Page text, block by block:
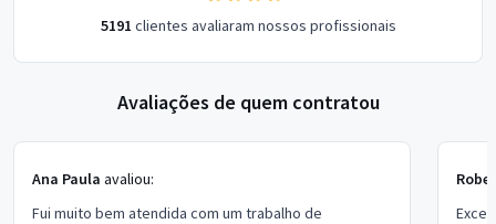
5191 clientes avaliaram nossos profissionais
Avaliações de quem contratou
Ana Paula avaliou:
Fui muito bem atendida com um trabalho de